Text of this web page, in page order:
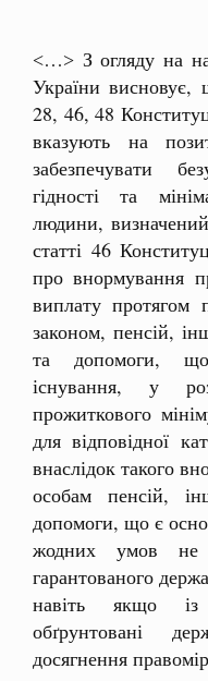
˂…˃ З огляду на
України
28, 46, 48
вказують на
забезпечувати
гідності та
людини,
статті 46
про внормування
виплату протягом
законом, пенсій,
та допомоги,
існування, у
прожиткового
для відповідної
внаслідок такого
особам пенсій,
допомоги, що є
жодних умов
гарантованого
навіть якщо
обґрунтовані
досягнення